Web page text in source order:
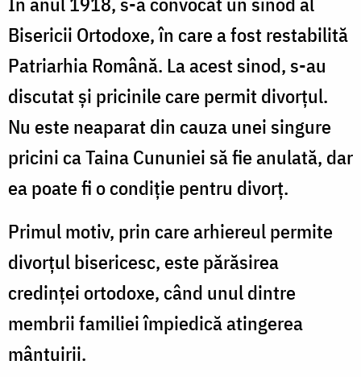
Bisericii Ortodoxe, în care a fost restabilită
Patriarhia Română. La acest sinod, s-au
discutat şi pricinile care permit divorţul.
Nu este neaparat din cauza unei singure
pricini ca Taina Cununiei să fie anulată, dar
ea poate fi o condiţie pentru divorţ.
Primul motiv, prin care arhiereul permite
divorţul bisericesc, este părăsirea
credinţei ortodoxe, când unul dintre
membrii familiei împiedică atingerea
mântuirii.